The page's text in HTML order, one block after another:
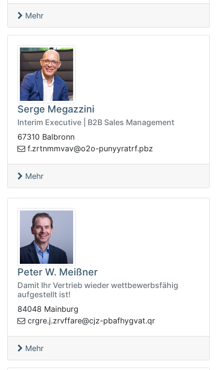
Mehr
Serge Megazzini
Interim Executive | B2B Sales Management
67310 Balbronn
zbp.
frtaryynup-o2o@vavmmntrz.f
Mehr
Peter W. Meißner
Damit Ihr Vertrieb wieder wettbewerbsfähig
aufgestellt ist!
84048 Mainburg
r
q.tavgyhfabp-zjc@eraffvrz.j.ergrc
Mehr